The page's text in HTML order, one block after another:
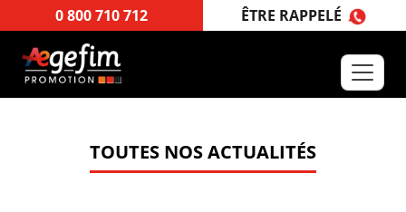
0 800 710 712 ÊTRE RAPPELÉ
TOUTES NOS ACTUALITÉS